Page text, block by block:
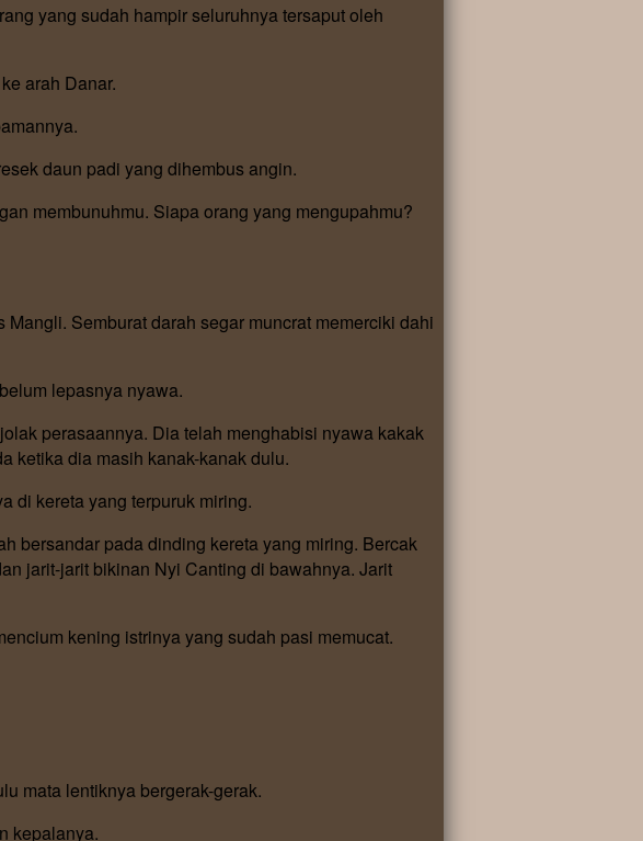
yang sudah hampir seluruhnya tersaput oleh
arah Danar.
daun padi yang dihembus angin.
membunuhmu. Siapa orang yang mengupahmu?
Semburat darah segar muncrat memerciki dahi
lepasnya nyawa.
perasaannya. Dia telah menghabisi nyawa kakak
ketika dia masih kanak-kanak dulu.
di kereta yang terpuruk miring.
bersandar pada dinding kereta yang miring. Bercak
jarit-jarit bikinan Nyi Canting di bawahnya. Jarit
kening istrinya yang sudah pasi memucat.
mata lentiknya bergerak-gerak.
kepalanya.